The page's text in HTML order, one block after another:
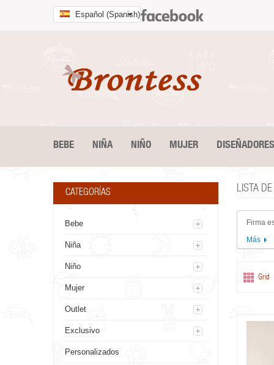
Español (Spanish)
BEBE NIÑA NIÑO MUJER DISEÑADORES
CATEGORÍAS
Bebe
Niña
Niño
Mujer
Outlet
Exclusivo
Personalizados
LISTA
Firma
Más
Grid